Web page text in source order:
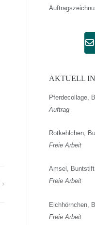
AKTUELL
Pferdecollage,
Auftrag
Rotkehlchen,
Freie Arbeit
Amsel,
Freie Arbeit
Eichhörnchen,
Freie Arbeit